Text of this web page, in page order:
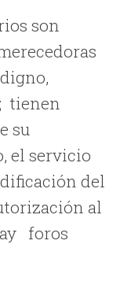
son
tienen
su
el servicio
del
al
foros